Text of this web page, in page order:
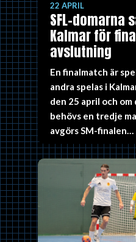
22 APRIL
SFL-domarna
Kalmar för
avslutning
En finalmatch är
andra spelas i
den 25 april och om
behövs en tredje
avgörs SM-finalen…